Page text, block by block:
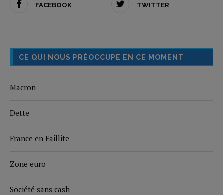
FACEBOOK TWITTER
CE QUI NOUS PRÉOCCUPE EN CE MOMENT
Macron
Dette
France en Faillite
Zone euro
Société sans cash